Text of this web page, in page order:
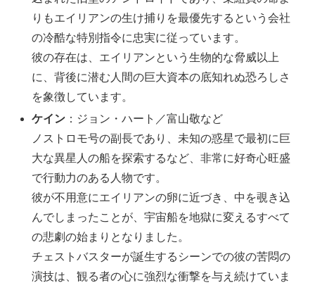
りもエイリアンの生け捕りを最優先するという会社
の冷酷な特別指令に忠実に従っています。
彼の存在は、エイリアンという生物的な脅威以上
に、背後に潜む人間の巨大資本の底知れぬ恐ろしさ
を象徴しています。
ケイン ：ジョン・ハート／富山敬など
ノストロモ号の副長であり、未知の惑星で最初に巨
大な異星人の船を探索するなど、非常に好奇心旺盛
で行動力のある人物です。
彼が不用意にエイリアンの卵に近づき、中を覗き込
んでしまったことが、宇宙船を地獄に変えるすべて
の悲劇の始まりとなりました。
チェストバスターが誕生するシーンでの彼の苦悶の
演技は、観る者の心に強烈な衝撃を与え続けていま